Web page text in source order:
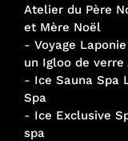
Atelier du Père
et Mère Noël
- Voyage
un Igloo de verre
- Ice Sauna Spa
Spa
- Ice Exclusive
spa